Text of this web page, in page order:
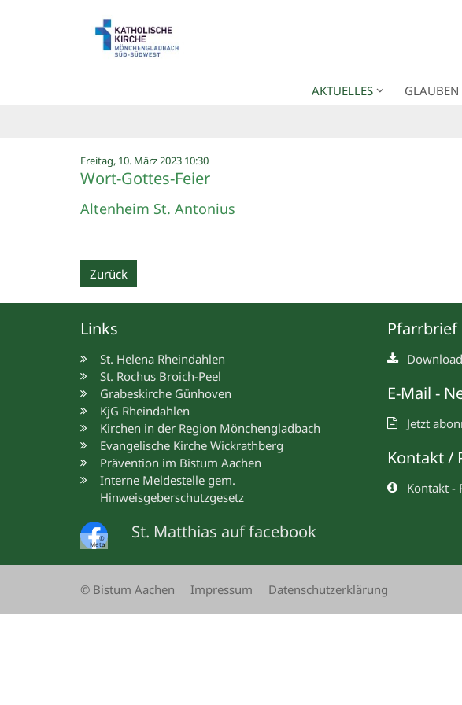
AKTUELLES GLAUBEN
Freitag, 10. März 2023 10:30:
Wort-Gottes-Feier
Altenheim St. Antonius
Zurück
Links
St. Helena Rheindahlen
St. Rochus Broich-Peel
Grabeskirche Günhoven
KjG Rheindahlen
Kirchen in der Region Mönchengladbach
Evangelische Kirche Wickrathberg
Prävention im Bistum Aachen
Interne Meldestelle gem.
Hinweisgeberschutzgesetz
©
Meta
St. Matthias auf facebook
Pfarrbrief
Download
E-Mail -
Jetzt
Kontakt /
Kontakt -
© Bistum Aachen Impressum Datenschutzerklärung